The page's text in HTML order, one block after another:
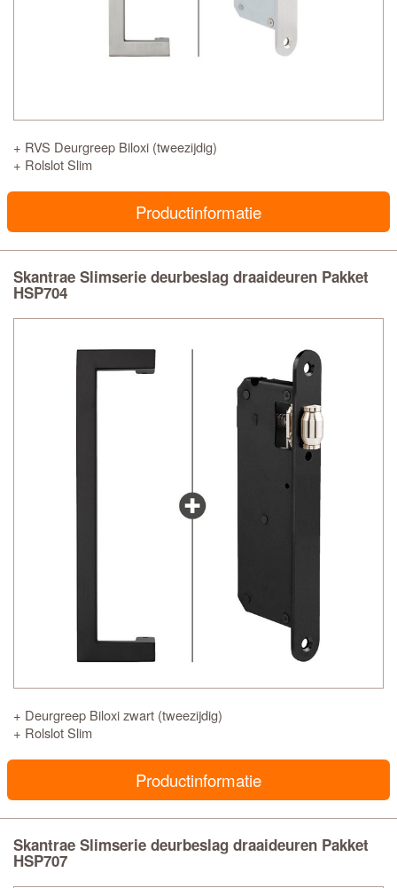
+ RVS Deurgreep Biloxi (tweezijdig)
+ Rolslot Slim
Productinformatie
Skantrae Slimserie deurbeslag draaideuren Pakket
HSP704
+ Deurgreep Biloxi zwart (tweezijdig)
+ Rolslot Slim
Productinformatie
Skantrae Slimserie deurbeslag draaideuren Pakket
HSP707